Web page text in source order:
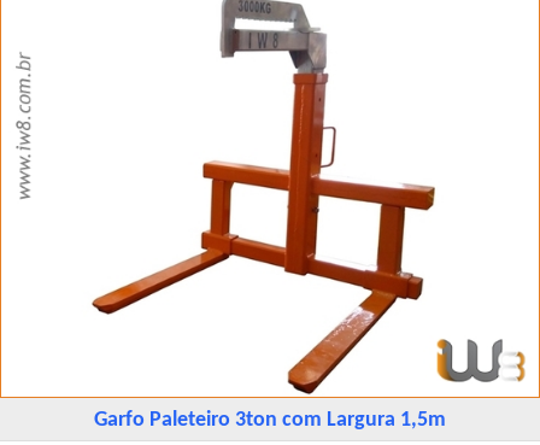
Garfo Paleteiro 3ton com Largura 1,5m